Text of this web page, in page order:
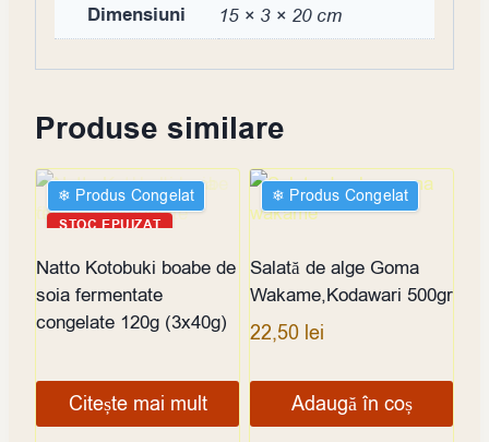
Dimensiuni 15 × 3 × 20 cm
Produse similare
❄︎ Produs Congelat
STOC EPUIZAT
Natto Kotobuki boabe de
soia fermentate
congelate 120g (3x40g)
Citește mai mult
❄︎ Produs Congelat
Salată de alge Goma
Wakame,Kodawari 500gr
22,50 lei
Adaugă în coș